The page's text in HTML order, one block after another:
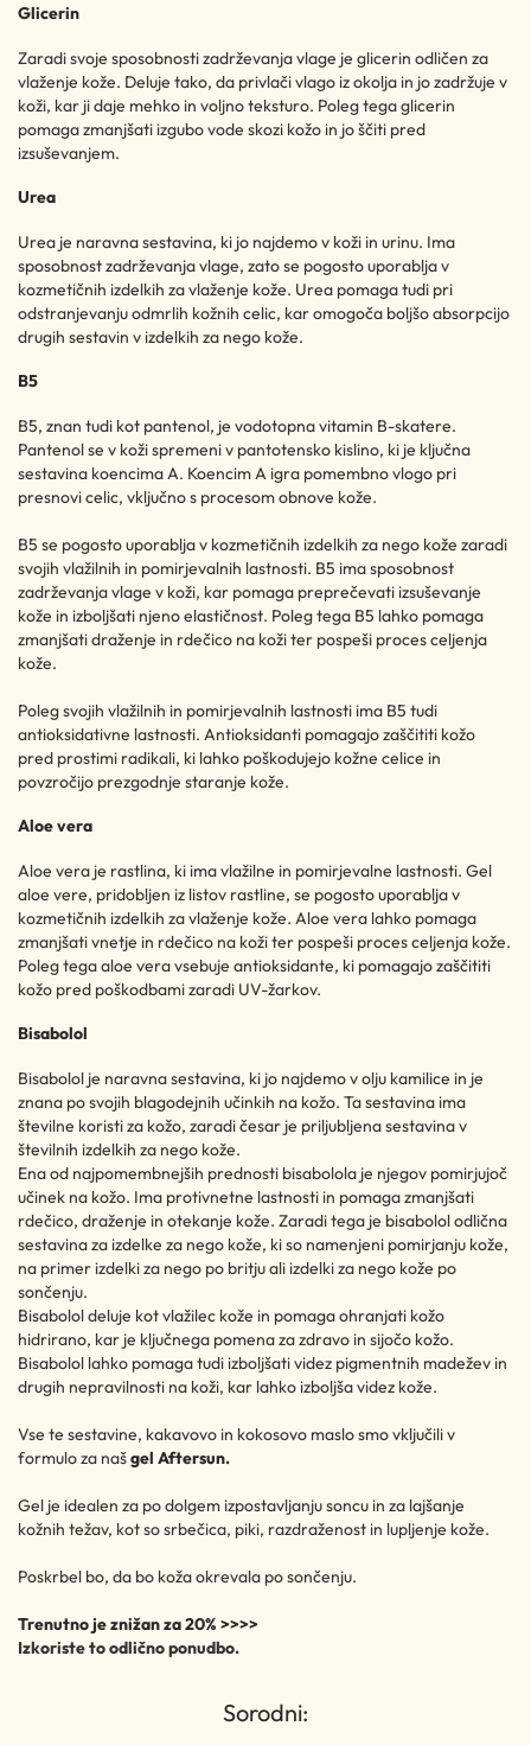
Glicerin
Zaradi svoje sposobnosti zadrževanja vlage je glicerin odličen za
vlaženje kože. Deluje tako, da privlači vlago iz okolja in jo zadržuje v
koži, kar ji daje mehko in voljno teksturo. Poleg tega glicerin
pomaga zmanjšati izgubo vode skozi kožo in jo ščiti pred
izsuševanjem.
Urea
Urea je naravna sestavina, ki jo najdemo v koži in urinu. Ima
sposobnost zadrževanja vlage, zato se pogosto uporablja v
kozmetičnih izdelkih za vlaženje kože. Urea pomaga tudi pri
odstranjevanju odmrlih kožnih celic, kar omogoča boljšo absorpcijo
drugih sestavin v izdelkih za nego kože.
B5
B5, znan tudi kot pantenol, je vodotopna vitamin B-skatere.
Pantenol se v koži spremeni v pantotensko kislino, ki je ključna
sestavina koencima A. Koencim A igra pomembno vlogo pri
presnovi celic, vključno s procesom obnove kože.
B5 se pogosto uporablja v kozmetičnih izdelkih za nego kože zaradi
svojih vlažilnih in pomirjevalnih lastnosti. B5 ima sposobnost
zadrževanja vlage v koži, kar pomaga preprečevati izsuševanje
kože in izboljšati njeno elastičnost. Poleg tega B5 lahko pomaga
zmanjšati draženje in rdečico na koži ter pospeši proces celjenja
kože.
Poleg svojih vlažilnih in pomirjevalnih lastnosti ima B5 tudi
antioksidativne lastnosti. Antioksidanti pomagajo zaščititi kožo
pred prostimi radikali, ki lahko poškodujejo kožne celice in
povzročijo prezgodnje staranje kože.
Aloe vera
Aloe vera je rastlina, ki ima vlažilne in pomirjevalne lastnosti. Gel
aloe vere, pridobljen iz listov rastline, se pogosto uporablja v
kozmetičnih izdelkih za vlaženje kože. Aloe vera lahko pomaga
zmanjšati vnetje in rdečico na koži ter pospeši proces celjenja kože.
Poleg tega aloe vera vsebuje antioksidante, ki pomagajo zaščititi
kožo pred poškodbami zaradi UV-žarkov.
Bisabolol
Bisabolol je naravna sestavina, ki jo najdemo v olju kamilice in je
znana po svojih blagodejnih učinkih na kožo. Ta sestavina ima
številne koristi za kožo, zaradi česar je priljubljena sestavina v
številnih izdelkih za nego kože.
Ena od najpomembnejših prednosti bisabolola je njegov pomirjujoč
učinek na kožo. Ima protivnetne lastnosti in pomaga zmanjšati
rdečico, draženje in otekanje kože. Zaradi tega je bisabolol odlična
sestavina za izdelke za nego kože, ki so namenjeni pomirjanju kože,
na primer izdelki za nego po britju ali izdelki za nego kože po
sončenju.
Bisabolol deluje kot vlažilec kože in pomaga ohranjati kožo
hidrirano, kar je ključnega pomena za zdravo in sijočo kožo.
Bisabolol lahko pomaga tudi izboljšati videz pigmentnih madežev in
drugih nepravilnosti na koži, kar lahko izboljša videz kože.
Vse te sestavine, kakavovo in kokosovo maslo smo vključili v
formulo za našgel Aftersun.
Gel je idealen za po dolgem izpostavljanju soncu in za lajšanje
kožnih težav, kot so srbečica, piki, razdraženost in lupljenje kože.
Poskrbel bo, da bo koža okrevala po sončenju.
Trenutno je znižan za 20% >>>>
Izkoriste to odlično ponudbo.
Sorodni: